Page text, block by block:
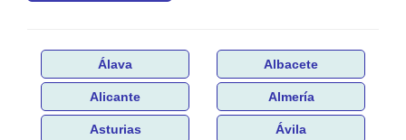
Álava Albacete
Alicante Almería
Asturias Ávila